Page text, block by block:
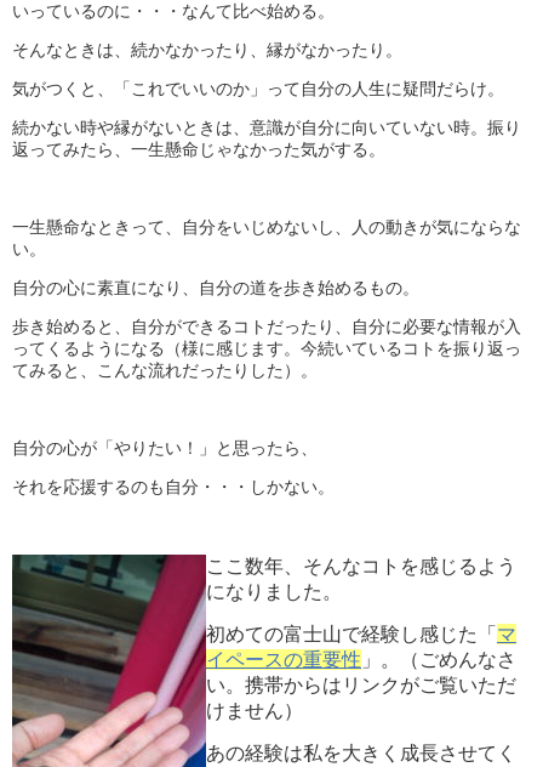
いっているのに・・・なんて比べ始める。
そんなときは、続かなかったり、縁がなかったり。
気がつくと、「これでいいのか」って自分の人生に疑問だらけ。
続かない時や縁がないときは、意識が自分に向いていない時。振り
返ってみたら、一生懸命じゃなかった気がする。
一生懸命なときって、自分をいじめないし、人の動きが気にならな
い。
自分の心に素直になり、自分の道を歩き始めるもの。
歩き始めると、自分ができるコトだったり、自分に必要な情報が入
ってくるようになる（様に感じます。今続いているコトを振り返っ
てみると、こんな流れだったりした）。
自分の心が「やりたい！」と思ったら、
それを応援するのも自分・・・しかない。
ここ数年、そんなコトを感じるよう
になりました。
初めての富士山で経験し感じた「 マ
イペースの重要性 」。（ごめんなさ
い。携帯からはリンクがご覧いただ
けません）
あの経験は私を大きく成長させてく